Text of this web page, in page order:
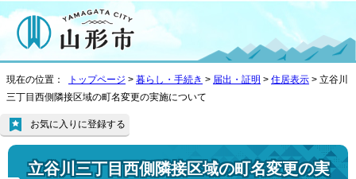
現在の位置： トップページ > 暮らし・手続き > 届出・証明 > 住居表示 > 立谷川
三丁目西側隣接区域の町名変更の実施について
立谷川三丁目西側隣接区域の町名変更の実
お気に入りに登録する